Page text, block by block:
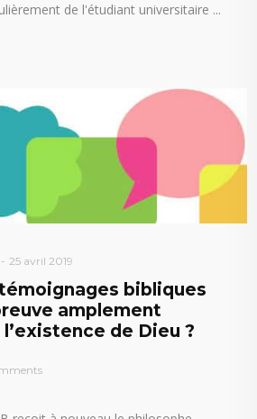
de l'étudiant universitaire
25 avril 2019
bibliques
amplement
de Dieu ?